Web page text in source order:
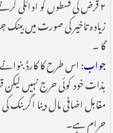
زیادہ تاخیر کی صورت میں بینک
گا ۔
جواب: اس طرح کا کارڈ
بذات خود کوئی حرج نہیں لیکن
مقابل اضافی مال دینا اگر
حرام ہے۔